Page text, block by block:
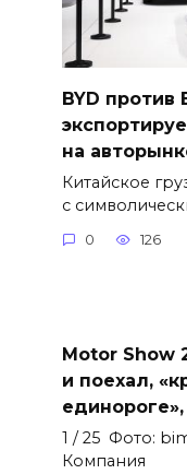
BYD против
на
Китайское
с
0 126
Motor Show
и поехал,
1 / 25 Фото:
Компания